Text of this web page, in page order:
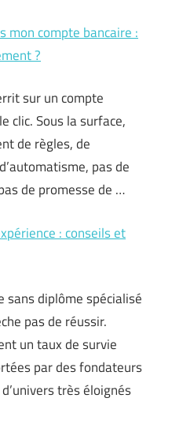
mon compte bancaire :
?
sur un compte
clic. Sous la surface,
de règles, de
pas de
de promesse de …
: conseils et
sans diplôme spécialisé
pas de réussir.
un taux de survie
par des fondateurs
très éloignés